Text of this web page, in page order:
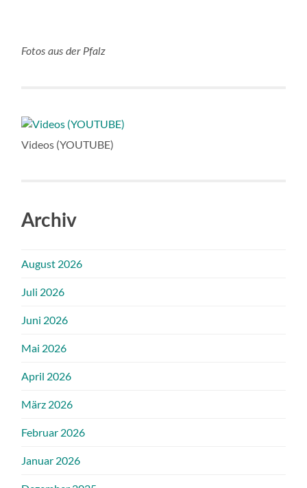
Fotos aus der Pfalz
Videos (YOUTUBE)
Archiv
August 2026
Juli 2026
Juni 2026
Mai 2026
April 2026
März 2026
Februar 2026
Januar 2026